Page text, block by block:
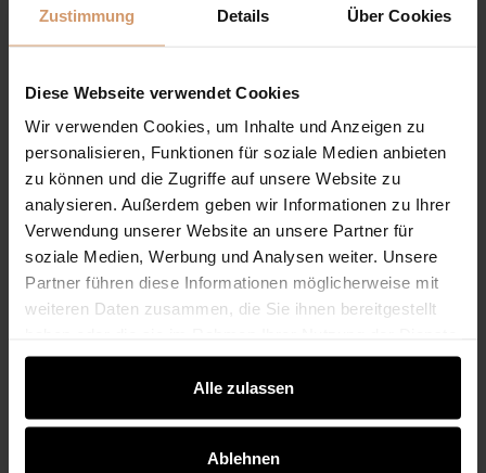
Zustimmung Details Über Cookies
Diese Webseite verwendet Cookies
Wir verwenden Cookies, um Inhalte und Anzeigen zu
personalisieren, Funktionen für soziale Medien anbieten
zu können und die Zugriffe auf unsere Website zu
analysieren. Außerdem geben wir Informationen zu Ihrer
Verwendung unserer Website an unsere Partner für
soziale Medien, Werbung und Analysen weiter. Unsere
Partner führen diese Informationen möglicherweise mit
weiteren Daten zusammen, die Sie ihnen bereitgestellt
gesammelt haben.
Alle zulassen
Ablehnen
Terrassenüberdachung oder Kalt-Wintergarten deutlich
komfortabler. Sie schützt vor Wind, seitlichem Regen und
flexibel öffnen oder schließen. Damit eine
funktioniert, müssen die Maße exakt stimmen. Breite,
Höhe, Untergrund...